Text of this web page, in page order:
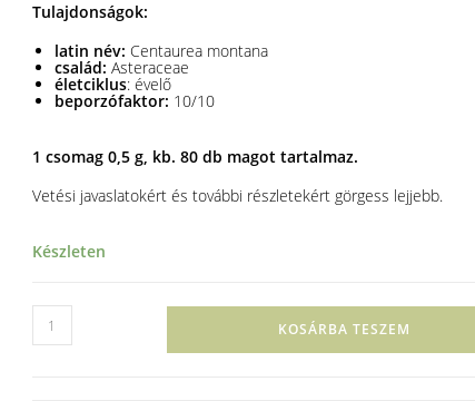
Tulajdonságok:
latin név: Centaurea montana
család: Asteraceae
életciklus: évelő
beporzófaktor: 10/10
1 csomag 0,5 g, kb. 80 db magot tartalmaz.
Vetési javaslatokért és további részletekért görgess lejjebb.
Készleten
KOSÁRBA TESZEM